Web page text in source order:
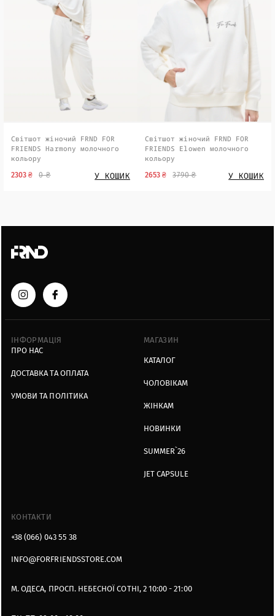
Світшот жіночий FRND FOR
FRIENDS Harmony молочного
кольору
0 ₴
2303 ₴ У КОШИК
Світшот жіночий FRND FOR
FRIENDS Elowen молочного
кольору
3790 ₴
2653 ₴ У КОШИК
КОНТАКТИ
+38 (066) 043 55 38
INFO@FORFRIENDSSTORE.COM
М. ОДЕСА, ПРОСП. НЕБЕСНОЇ СОТНІ, 2 10:00 - 21:00
ІНФОРМАЦІЯ
ПРО НАС
ДОСТАВКА ТА ОПЛАТА
УМОВИ ТА ПОЛІТИКА
МАГАЗИН
КАТАЛОГ
ЧОЛОВІКАМ
ЖІНКАМ
НОВИНКИ
SUMMER`26
JET CAPSULE